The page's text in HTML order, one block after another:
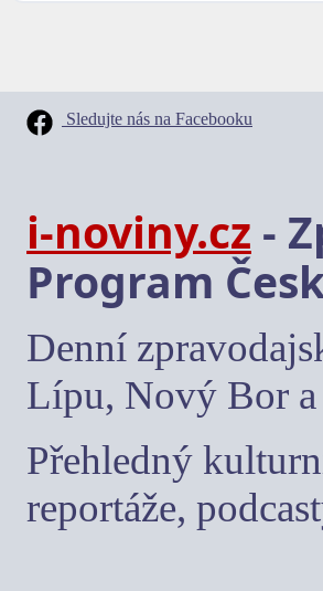
Sledujte nás na Facebooku
i-noviny.cz -
Program
Denní
Lípu, Nový Bor a
Přehledný
reportáže,